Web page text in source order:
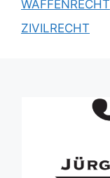
WAFFENRECHT
ZIVILRECHT